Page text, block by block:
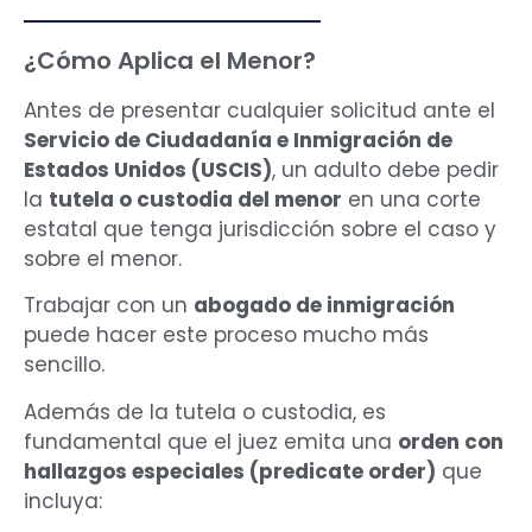
¿Cómo Aplica el Menor?
Antes de presentar cualquier solicitud ante el
Servicio de Ciudadanía e Inmigración de
Estados Unidos (USCIS), un adulto debe pedir
la tutela o custodia del menor en una corte
estatal que tenga jurisdicción sobre el caso y
sobre el menor.
Trabajar con un abogado de inmigración
puede hacer este proceso mucho más
sencillo.
Además de la tutela o custodia, es
fundamental que el juez emita una orden con
hallazgos especiales (predicate order) que
incluya: